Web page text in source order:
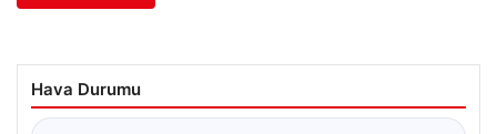
Hava Durumu